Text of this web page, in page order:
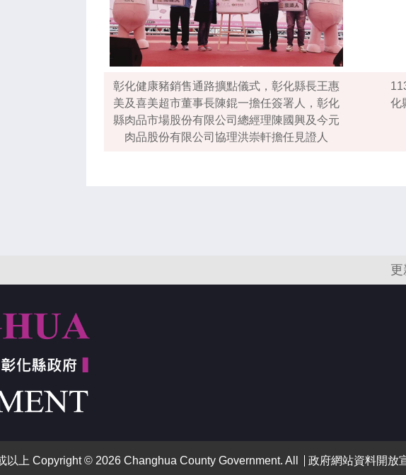
彰化健康豬銷售通路擴點儀式，彰化縣長王惠
美及喜美超市董事長陳錕一擔任簽署人，彰化
縣肉品市場股份有限公司總經理陳國興及今元
肉品股份有限公司協理洪崇軒擔任見證人
化
上 Copyright © 2026 Changhua County Government. All
政府網站資料開放